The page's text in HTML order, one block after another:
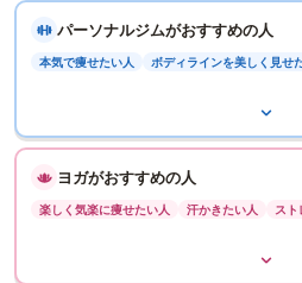
パーソナルジムがおすすめの人
本気で痩せたい人 ボディラインを美しく見せ
ヨガがおすすめの人
楽しく気楽に痩せたい人 汗かきたい人 スト